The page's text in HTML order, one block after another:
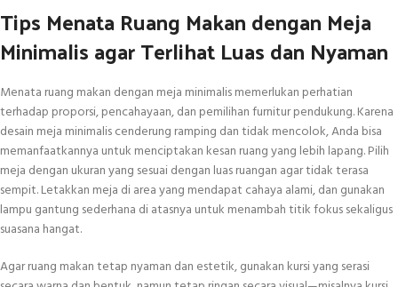
Tips Menata Ruang Makan dengan Meja
Minimalis agar Terlihat Luas dan Nyaman
Menata ruang makan dengan meja minimalis memerlukan perhatian
terhadap proporsi, pencahayaan, dan pemilihan furnitur pendukung. Karena
desain meja minimalis cenderung ramping dan tidak mencolok, Anda bisa
memanfaatkannya untuk menciptakan kesan ruang yang lebih lapang. Pilih
meja dengan ukuran yang sesuai dengan luas ruangan agar tidak terasa
sempit. Letakkan meja di area yang mendapat cahaya alami, dan gunakan
lampu gantung sederhana di atasnya untuk menambah titik fokus sekaligus
suasana hangat.
Agar ruang makan tetap nyaman dan estetik, gunakan kursi yang serasi